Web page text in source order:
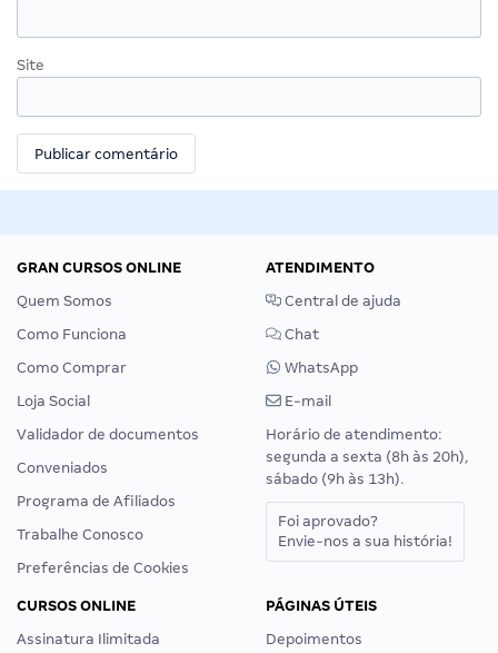
Site
GRAN CURSOS ONLINE
Quem Somos
Como Funciona
Como Comprar
Loja Social
Validador de documentos
Conveniados
Programa de Afiliados
Trabalhe Conosco
Preferências de Cookies
ATENDIMENTO
Central de ajuda
Chat
WhatsApp
E-mail
Horário de atendimento:
segunda a sexta (8h às 20h),
sábado (9h às 13h).
Foi aprovado?
Envie-nos a sua história!
CURSOS ONLINE
Assinatura Ilimitada
PÁGINAS ÚTEIS
Depoimentos